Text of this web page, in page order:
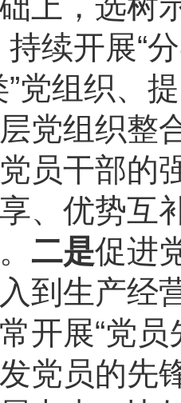
持续开展“
”党组织、
党组织整
员干部的
、优势互
二是促进
到生产经
开展“党员
党员的先